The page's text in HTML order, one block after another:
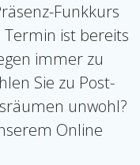
Funkkurs
Termin ist bereits
immer zu
Sie zu Post-
unwohl?
Online